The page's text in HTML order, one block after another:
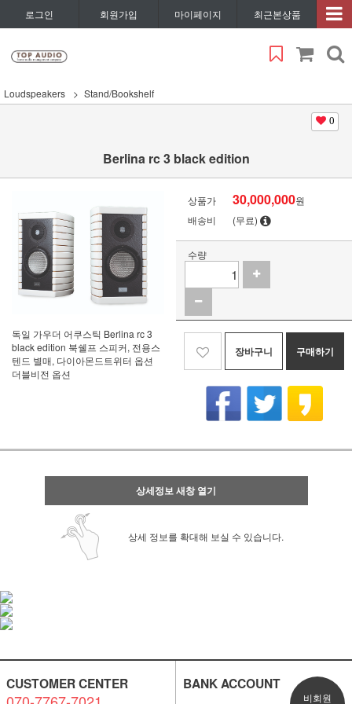
로그인 회원가입 마이페이지 최근본상품
Loudspeakers Stand/Bookshelf
0
Berlina rc 3 black edition
독일 가우더 어쿠스틱 Berlina rc 3
black edition 북쉘프 스피커, 전용스
텐드 별매, 다이아몬드트위터 옵션
더블비전 옵션
상품가 30,000,000원
배송비
(무료)
수량
장바구니 구매하기
상세정보 새창 열기
상세 정보를 확대해 보실 수 있습니다.
CUSTOMER CENTER BANK ACCOUNT
비회원